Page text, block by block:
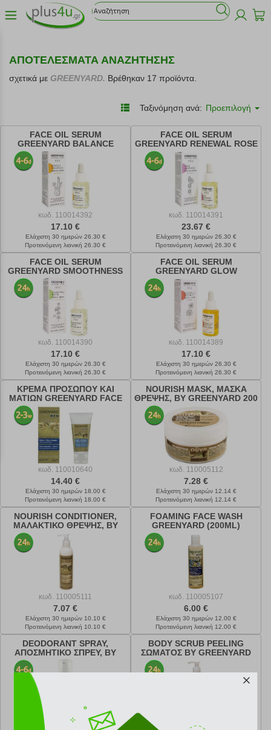
ΑΠΟΤΕΛΕΣΜΑΤΑ ΑΝΑΖΗΤΗΣΗΣ
σχετικά με GREENYARD. Βρέθηκαν 17 προϊόντα.
Ταξινόμηση ανά: Προεπιλογή
FACE OIL SERUM
GREENYARD BALANCE
APRICOT & CINNAMON 30ML
κωδ. 110014392
17.10 €
Ελάχιστη 30 ημερών 26.30 €
Προτεινόμενη λιανική 26.30 €
FACE OIL SERUM
GREENYARD RENEWAL ROSE
LAVENDER 30ML
κωδ. 110014391
23.67 €
Ελάχιστη 30 ημερών 26.30 €
Προτεινόμενη λιανική 26.30 €
FACE OIL SERUM
GREENYARD SMOOTHNESS
CHAMOMILE & THYME 30ML
κωδ. 110014390
17.10 €
Ελάχιστη 30 ημερών 26.30 €
Προτεινόμενη λιανική 26.30 €
FACE OIL SERUM
GREENYARD GLOW
CALENDULA & GERANIUM
30ML
κωδ. 110014389
17.10 €
Ελάχιστη 30 ημερών 26.30 €
Προτεινόμενη λιανική 26.30 €
ΚΡΕΜΑ ΠΡΟΣΩΠΟΥ ΚΑΙ
ΜΑΤΙΩΝ GREENYARD FACE
AND EYE CREAM (50ML)
κωδ. 110010640
14.40 €
Ελάχιστη 30 ημερών 18.00 €
Προτεινόμενη λιανική 18.00 €
NOURISH MASK, ΜΑΣΚΑ
ΘΡΕΨΗΣ, BY GREENYARD 200
κωδ. 110005112
7.28 €
Ελάχιστη 30 ημερών 12.14 €
Προτεινόμενη λιανική 12.14 €
NOURISH CONDITIONER,
ΜΑΛΑΚΤΙΚΟ ΘΡΕΨΗΣ, BY
GREENYARD 250 ML
κωδ. 110005111
7.07 €
Ελάχιστη 30 ημερών 10.10 €
Προτεινόμενη λιανική 10.10 €
FOAMING FACE WASH
GREENYARD (200ML)
κωδ. 110005107
6.00 €
Ελάχιστη 30 ημερών 12.00 €
Προτεινόμενη λιανική 12.00 €
DEODORANT SPRAY,
ΑΠΟΣΜΗΤΙΚΟ ΣΠΡΕΥ, BY
GREENYARD 100 ML
κωδ. 110005104
BODY SCRUB PEELING
ΣΩΜΑΤΟΣ BY GREENYARD
250 ML
110005100